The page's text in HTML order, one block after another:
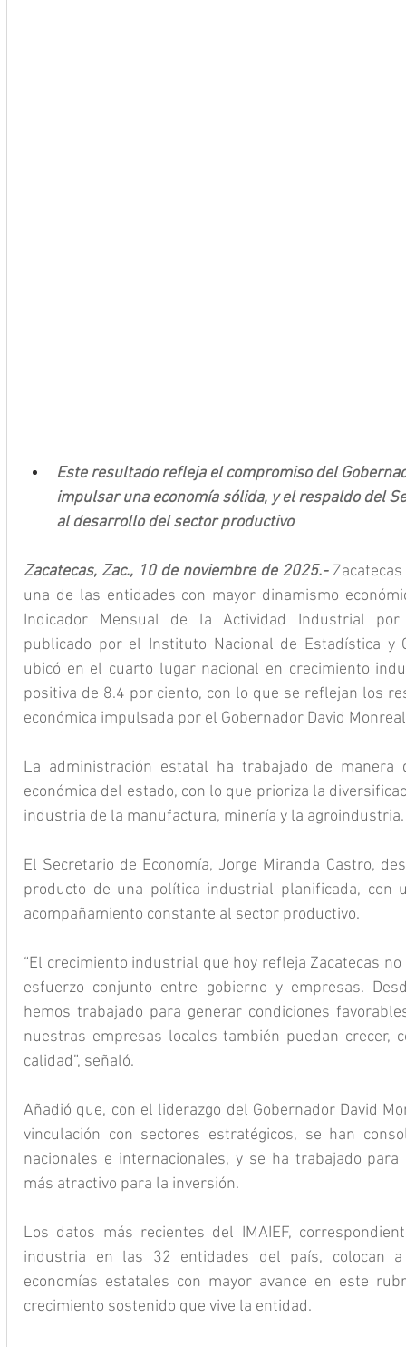
Este resultado refleja el compromiso del
impulsar una economía sólida, y el respaldo del
al desarrollo del sector productivo
Zacatecas, Zac., 10 de noviembre de 2025.-
una de las entidades con mayor dinamismo
Indicador Mensual de la Actividad Industrial por
publicado por el Instituto Nacional de Estadística y
ubicó en el cuarto lugar nacional en crecimiento
positiva de 8.4 por ciento, con lo que se reflejan los
económica impulsada por el Gobernador David
La administración estatal ha trabajado de manera
económica del estado, con lo que prioriza la
industria de la manufactura, minería y la agroindustria.
El Secretario de Economía, Jorge Miranda Castro,
producto de una política industrial planificada, con
acompañamiento constante al sector productivo.
“El crecimiento industrial que hoy refleja Zacatecas
esfuerzo conjunto entre gobierno y empresas.
hemos trabajado para generar condiciones
nuestras empresas locales también puedan crecer,
calidad”, señaló.
Añadió que, con el liderazgo del Gobernador David
vinculación con sectores estratégicos, se han
nacionales e internacionales, y se ha trabajado
más atractivo para la inversión.
Los datos más recientes del IMAIEF,
industria en las 32 entidades del país, colocan
economías estatales con mayor avance en este
crecimiento sostenido que vive la entidad.